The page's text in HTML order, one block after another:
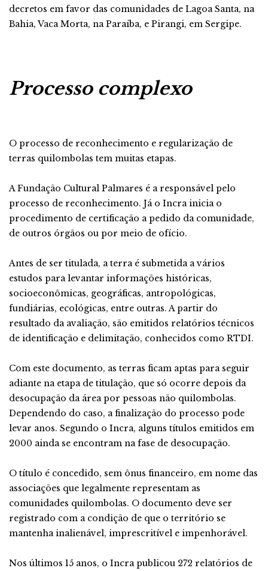
decretos em favor das comunidades de Lagoa Santa, na
Bahia, Vaca Morta, na Paraíba, e Pirangi, em Sergipe.
Processo complexo
O processo de reconhecimento e regularização de
terras quilombolas tem muitas etapas.
A Fundação Cultural Palmares é a responsável pelo
processo de reconhecimento. Já o Incra inicia o
procedimento de certificação a pedido da comunidade,
de outros órgãos ou por meio de ofício.
Antes de ser titulada, a terra é submetida a vários
estudos para levantar informações históricas,
socioeconômicas, geográficas, antropológicas,
fundiárias, ecológicas, entre outras. A partir do
resultado da avaliação, são emitidos relatórios técnicos
de identificação e delimitação, conhecidos como RTDI.
Com este documento, as terras ficam aptas para seguir
adiante na etapa de titulação, que só ocorre depois da
desocupação da área por pessoas não quilombolas.
Dependendo do caso, a finalização do processo pode
levar anos. Segundo o Incra, alguns títulos emitidos em
2000 ainda se encontram na fase de desocupação.
O título é concedido, sem ônus financeiro, em nome das
associações que legalmente representam as
comunidades quilombolas. O documento deve ser
registrado com a condição de que o território se
mantenha inalienável, imprescritível e impenhorável.
Nos últimos 15 anos, o Incra publicou 272 relatórios de